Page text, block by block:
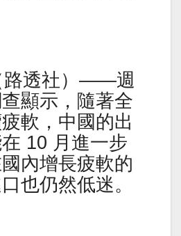
路透社）——週
顯示，隨著全
軟，中國的出
10 月進一步
內增長疲軟的
也仍然低迷。